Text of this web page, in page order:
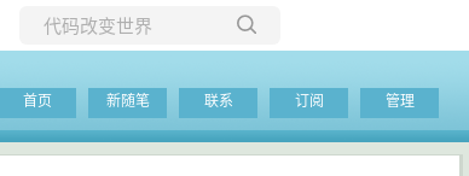
当前博客
首页 新随笔 联系 订阅 管理